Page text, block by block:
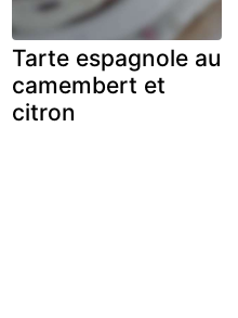
Tarte espagnole au
camembert et
citron